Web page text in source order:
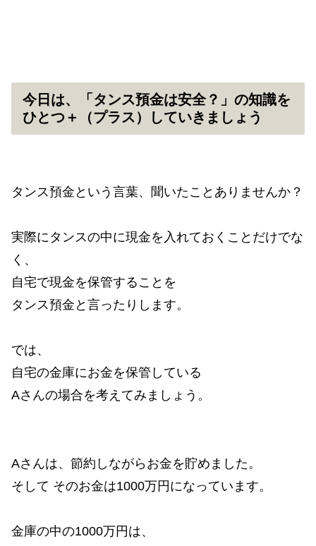
今日は、「タンス預金は安全？」の知識を
ひとつ＋（プラス）していきましょう
タンス預金という言葉、聞いたことありませんか？
実際にタンスの中に現金を入れておくことだけでな
く、
自宅で現金を保管することを
タンス預金と言ったりします。
では、
自宅の金庫にお金を保管している
Aさんの場合を考えてみましょう。
Aさんは、節約しながらお金を貯めました。
そして そのお金は1000万円になっています。
金庫の中の1000万円は、